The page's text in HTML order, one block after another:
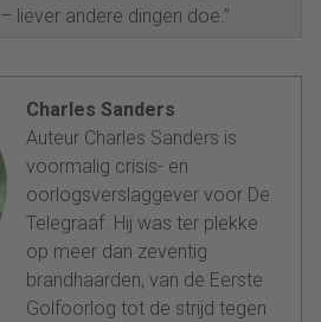
liever andere dingen doe.”
Charles Sanders
Auteur Charles Sanders is
voormalig crisis- en
oorlogsverslaggever voor De
Telegraaf. Hij was ter plekke
op meer dan zeventig
brandhaarden, van de Eerste
Golfoorlog tot de strijd tegen